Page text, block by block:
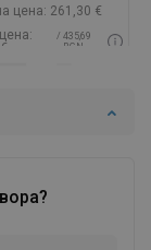
цена: 261,30 €
/ 435,69
BGN
в количката